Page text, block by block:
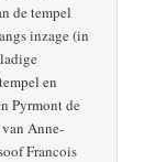
de tempel
inzage (in
en
Pyrmont de
Anne-
Francois